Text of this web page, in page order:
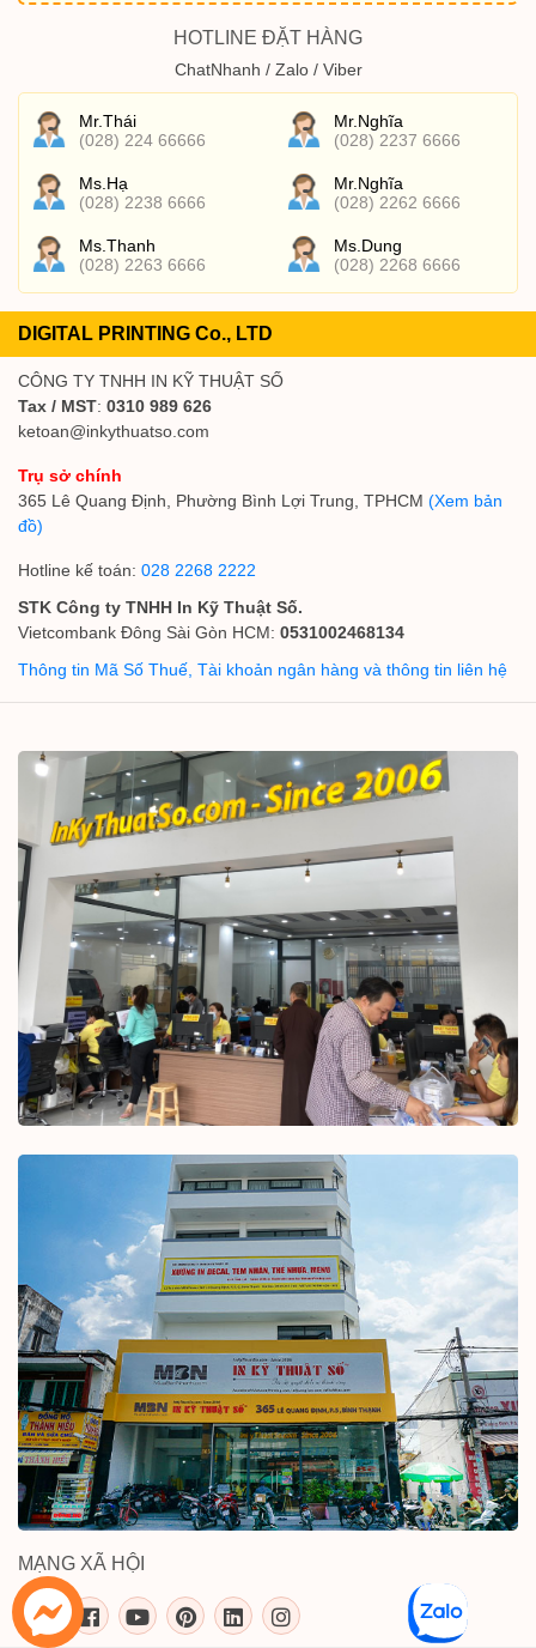
HOTLINE ĐẶT HÀNG
ChatNhanh / Zalo / Viber
Mr.Thái
(028) 224 66666
Mr.Nghĩa
(028) 2237 6666
Ms.Hạ
(028) 2238 6666
Mr.Nghĩa
(028) 2262 6666
Ms.Thanh
(028) 2263 6666
Ms.Dung
(028) 2268 6666
DIGITAL PRINTING Co., LTD
CÔNG TY TNHH IN KỸ THUẬT SỐ
Tax / MST: 0310 989 626
ketoan@inkythuatso.com
Trụ sở chính
365 Lê Quang Định, Phường Bình Lợi Trung, TPHCM (Xem bản
đồ)
Hotline kế toán: 028 2268 2222
STK Công ty TNHH In Kỹ Thuật Số.
Vietcombank Đông Sài Gòn HCM: 0531002468134
Thông tin Mã Số Thuế, Tài khoản ngân hàng và thông tin liên hệ
MẠNG XÃ HỘI
inkythuatso.com trên các mạng xã